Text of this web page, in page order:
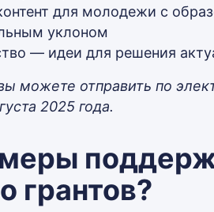
для молодежи с
уклоном
— идеи для решения
можете отправить по
2025 года.
грантов?